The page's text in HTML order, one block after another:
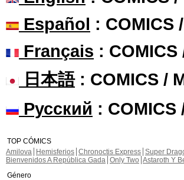
Español : COMICS
Français : COMICS
日本語: COMICS /
Русский : COMICS
TOP CÓMICS
Amilova
Hemisferios Chronoctis Express Super
Bienvenidos A República Gada Only Two Astaroth Y
Género